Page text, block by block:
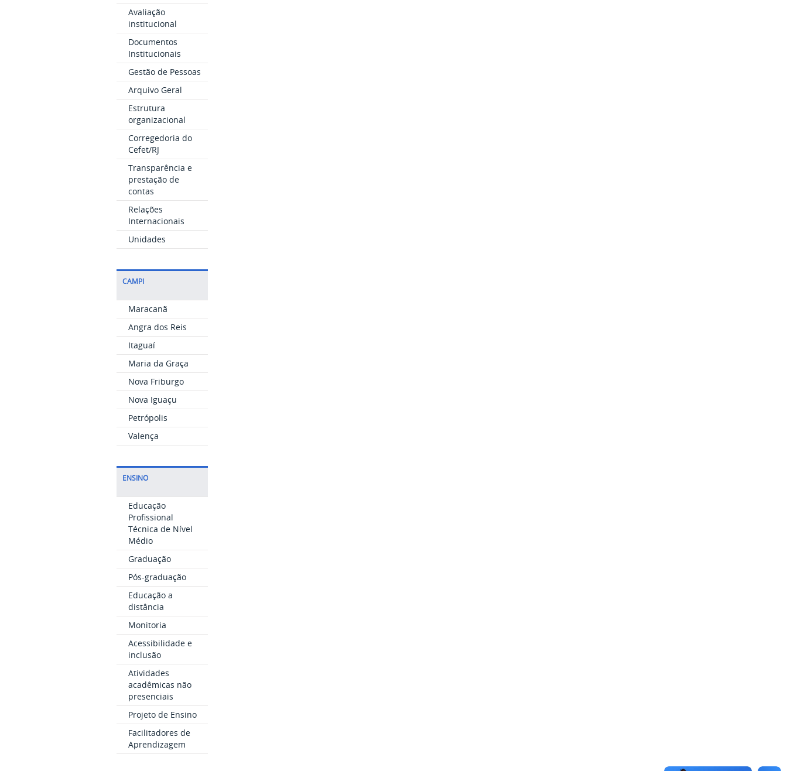
Avaliação
institucional
Documentos
Institucionais
Gestão de Pessoas
Arquivo Geral
Estrutura
organizacional
Corregedoria do
Cefet/RJ
Transparência e
prestação de
contas
Relações
Internacionais
Unidades
CAMPI
Maracanã
Angra dos Reis
Itaguaí
Maria da Graça
Nova Friburgo
Nova Iguaçu
Petrópolis
Valença
ENSINO
Educação
Profissional
Técnica de Nível
Médio
Graduação
Pós-graduação
Educação a
distância
Monitoria
Acessibilidade e
inclusão
Atividades
acadêmicas não
presenciais
Projeto de Ensino
Facilitadores de
Aprendizagem